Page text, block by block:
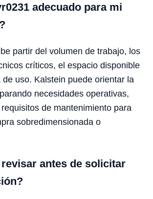
adecuado para mi
partir del volumen de trabajo, los
críticos, el espacio disponible
uso. Kalstein puede orientar la
necesidades operativas,
de mantenimiento para
sobredimensionada o
revisar antes de solicitar